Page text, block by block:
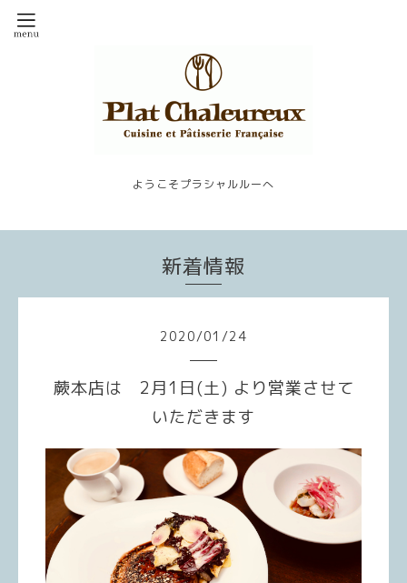
ようこそプラシャルルーへ
新着情報
2020/01 /24
蕨本店は 2月1日(土) より営業させて
いただきます